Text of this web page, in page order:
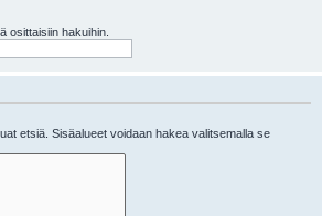
osittaisiin hakuihin.
etsiä. Sisäalueet voidaan hakea valitsemalla se